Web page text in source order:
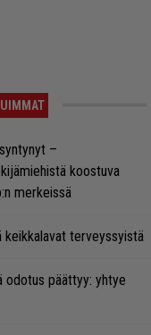
–
koostuva
merkeissä
keikkalavat terveyssyistä
odotus päättyy: yhtye